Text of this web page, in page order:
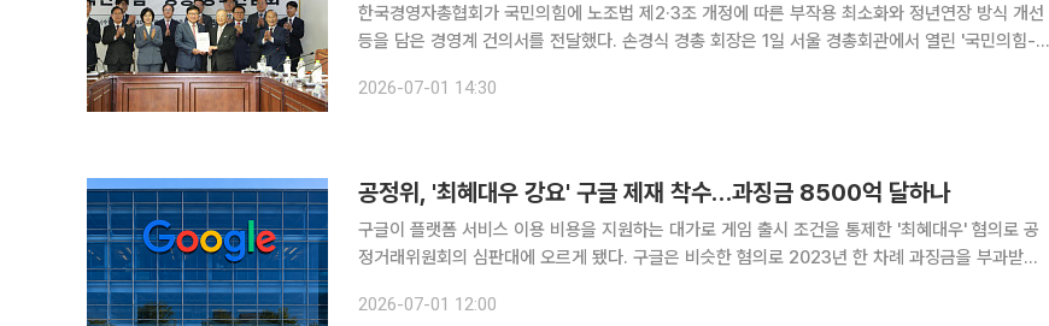
한국경영자총협회가 국민의힘에 노조법 제2·3조 개정에 따른 부작용 최소화와 정년연장 방식 개선
등을 담은 경영계 건의서를 전달했다. 손경식 경총 회장은 1일 서울 경총회관에서 열린 '국민의힘-경
으로 기대된다"면서도 "지속되는 고환율이 물가를 자극해 기업의 생산과
2026-07-01 14:30
공정위, '최혜대우 강요' 구글 제재 착수…과징금 8500억 달하나
구글이 플랫폼 서비스 이용 비용을 지원하는 대가로 게임 출시 조건을 통제한 '최혜대우' 혐의로 공
정거래위원회의 심판대에 오르게 됐다. 구글은 비슷한 혐의로 2023년 한 차례 과징금을 부과받은
심사보고서를 당사자에게 송부하고 위원회에 제출했다고 1일 밝혔다
2026-07-01 12:00